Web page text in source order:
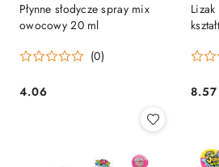
Płynne słodycze spray mix
owocowy 20 ml
(0)
Cena:
4.06 Cena:
8.57